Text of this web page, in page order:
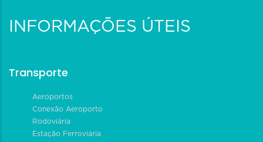
INFORMAÇÕES ÚTEIS
Transporte
Aeroportos
Conexão Aeroporto
Rodoviária
Estação Ferroviária